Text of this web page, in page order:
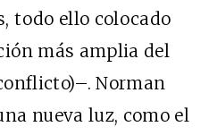
todo ello colocado
más amplia del
Norman
nueva luz, como el